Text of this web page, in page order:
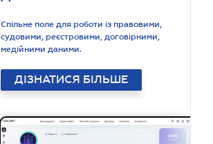
Спільне поле для роботи із правовими,
судовими, реєстровими, договірними,
медійними даними.
ДІЗНАТИСЯ БІЛЬШЕ